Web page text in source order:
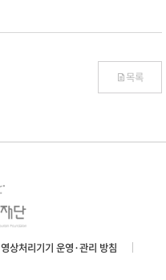
목록
영상처리기기 운영·관리 방침